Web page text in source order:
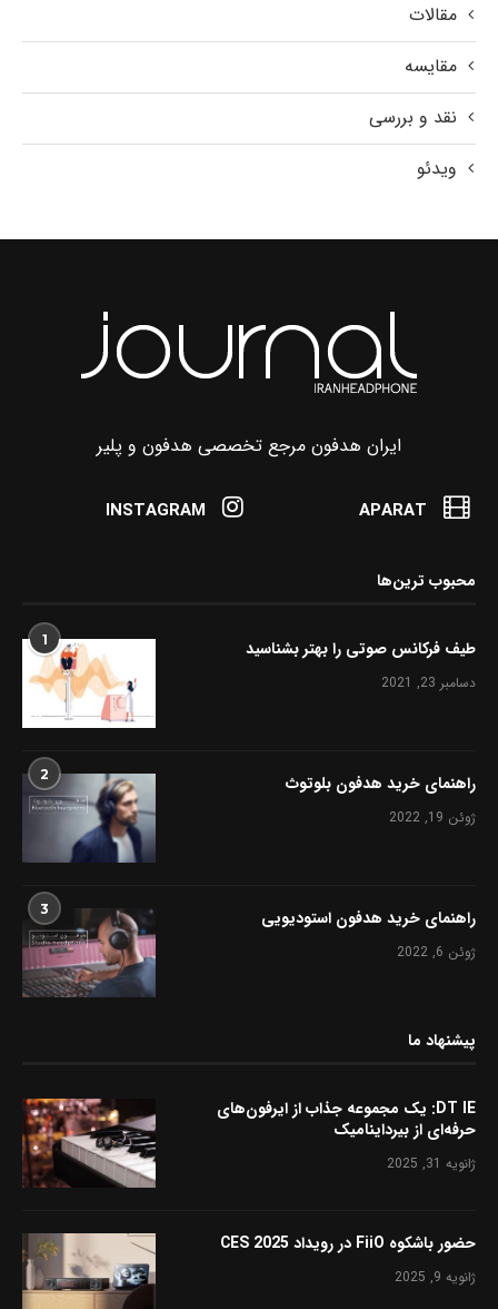
مقالات
مقایسه
نقد و بررسی
ویدئو
ایران هدفون مرجع تخصصی هدفون و پلیر
APARAT
INSTAGRAM
محبوب ترین‌ها
1 طیف فرکانس صوتی را بهتر بشناسید
دسامبر 23, 2021
2 راهنمای خرید هدفون بلوتوث
ژوئن 19, 2022
3 راهنمای خرید هدفون استودیویی
ژوئن 6, 2022
پیشنهاد ما
DT IE: یک مجموعه جذاب از ایرفون‌های
حرفه‌ای از بیرداینامیک
ژانویه 31, 2025
حضور باشکوه FiiO در رویداد CES 2025
ژانویه 9, 2025